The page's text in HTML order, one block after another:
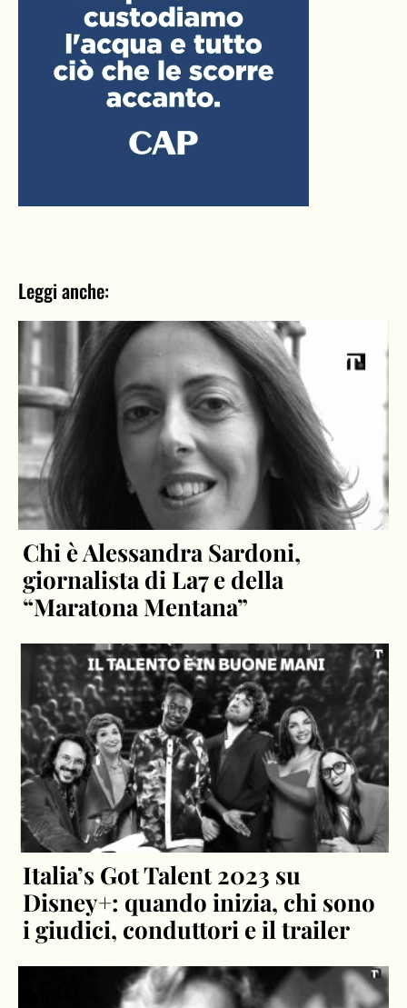
Leggi anche:
Chi è Alessandra Sardoni,
giornalista di La7 e della
“Maratona Mentana”
Italia’s Got Talent 2023 su
Disney+: quando inizia, chi sono
i giudici, conduttori e il trailer